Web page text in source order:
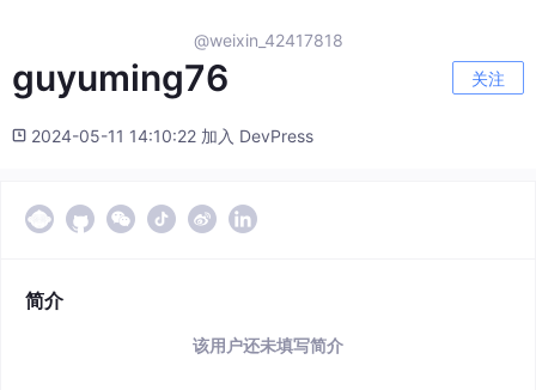
@weixin_42417818
guyuming76 关注
2024-05-11 14:10:22 加入 DevPress
简介
该用户还未填写简介